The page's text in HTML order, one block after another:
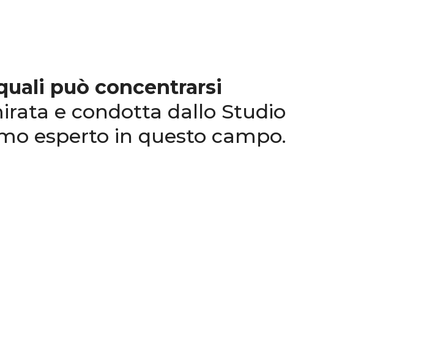
può concentrarsi
e condotta dallo Studio
esperto in questo campo.